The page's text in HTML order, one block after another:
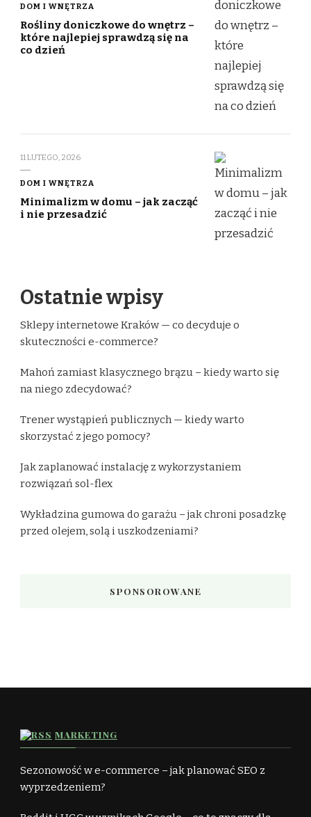
DOM I WNĘTRZA
Rośliny doniczkowe do wnętrz –
które najlepiej sprawdzą się na
co dzień
11 LUTEGO, 2026
DOM I WNĘTRZA
Minimalizm w domu – jak zacząć
i nie przesadzić
Ostatnie wpisy
Sklepy internetowe Kraków — co decyduje o
skuteczności e-commerce?
Mahoń zamiast klasycznego brązu – kiedy warto się
na niego zdecydować?
Trener wystąpień publicznych — kiedy warto
skorzystać z jego pomocy?
Jak zaplanować instalację z wykorzystaniem
rozwiązań sol-flex
Wykładzina gumowa do garażu – jak chroni posadzkę
przed olejem, solą i uszkodzeniami?
SPONSOROWANE
MARKETING
Sezonowość w e-commerce – jak planować SEO z
wyprzedzeniem?